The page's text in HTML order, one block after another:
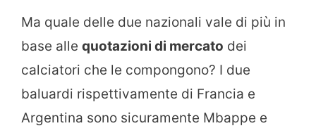
Ma quale delle due nazionali vale di più in
base alle quotazioni di mercato dei
calciatori che le compongono? I due
baluardi rispettivamente di Francia e
Argentina sono sicuramente Mbappe e